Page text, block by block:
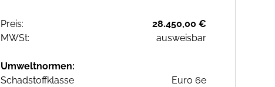
Preis:
28.450,00 €
MWSt:
ausweisbar
Umweltnormen:
Schadstoffklasse
Euro 6e